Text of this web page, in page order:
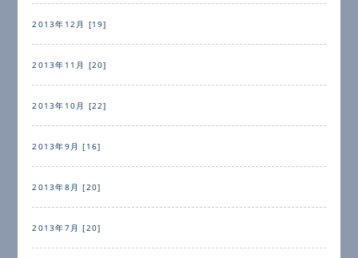
2013年12月 [19]
2013年11月 [20]
2013年10月 [22]
2013年9月 [16]
2013年8月 [20]
2013年7月 [20]